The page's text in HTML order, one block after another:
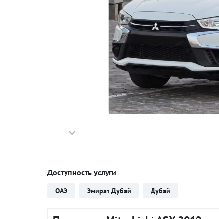
Доступность услуги
ОАЭ Эмират Дубай Дубай